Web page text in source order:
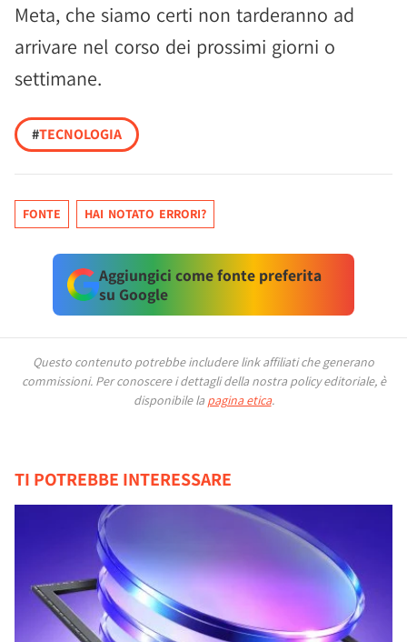
Meta, che siamo certi non tarderanno ad
arrivare nel corso dei prossimi giorni o
settimane.
#TECNOLOGIA
FONTE HAI NOTATO ERRORI?
Aggiungici come fonte preferita
su Google
Questo contenuto potrebbe includere link affiliati che generano
commissioni. Per conoscere i dettagli della nostra policy editoriale, è
disponibile la pagina etica.
TI POTREBBE INTERESSARE